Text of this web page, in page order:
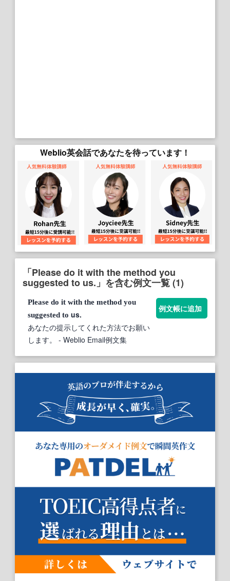
Weblio英会話であなたを待っています！
「Please do it with the method you
suggested to us.」を含む例文一覧 (1)
Please do it with the method you
suggested to us.
あなたの提示してくれた方法でお願い
します。
- Weblio Email例文集
例文帳に追加